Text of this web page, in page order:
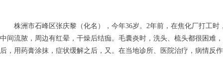
株洲市石峰区张庆黎（化名），今年36岁。2年前，在焦化厂打工时
中间流脓，周边有红晕，干燥后结痂。毛囊炎时，洗头、梳头都很困难
后，用药膏涂抹，症状缓解之后，又。在当地诊所、医院治疗，病情反